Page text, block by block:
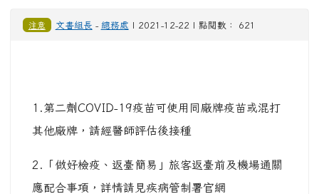
注意 文書組長 - 總務處 | 2021-12-22 | 點閱數： 621
1.第二劑COVID-19疫苗可使用同廠牌疫苗或混打
其他廠牌，請經醫師評估後接種
2.「做好檢疫、返臺簡易」旅客返臺前及機場通關
應配合事項，詳情請見疾病管制署官網